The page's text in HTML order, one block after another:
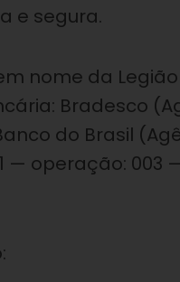
e segura.
nome da
Bradesco
do Brasil
— operação: 003